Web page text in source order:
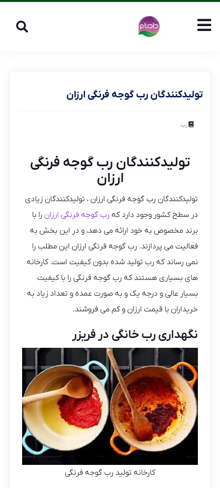
تولیدکنندگان رب گوجه فرنگی ارزان
رب
تولیدکنندگان رب گوجه فرنگی
ارزان
تولیدکنندگان رب گوجه فرنگی ارزان ، تولیدکنندگان زیادی
در سطح کشور وجود دارد که رب گوجه فرنگی ارزان را با
برند مخصوص به خود ارائه می دهد، و در این بخش به
فعالیت می پردازند. رب گوجه فرنگی ارزان این مطلب را
نمی رساند که رب تولید شده بدون کیفیت است. کارخانه
های بسیاری هستند که رب گوجه فرنگی را با کیفیت
بسیار عالی و درجه یک و به صورت عمده و تعداد زیاد به
خریداران با قیمت ارزان و کم می فروشند.
نگهداری رب خانگی در فریزر
کارخانه تولید رب گوجه فرنگی